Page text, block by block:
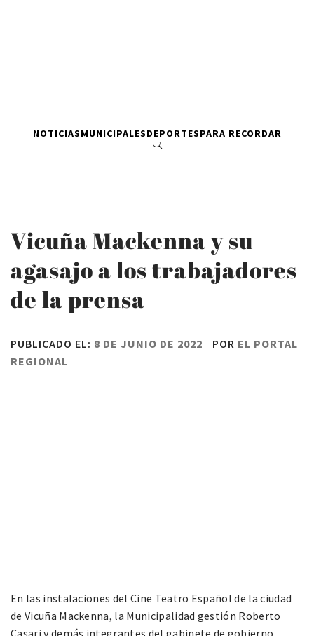
NOTICIASMUNICIPALESDEPORTESPARA RECORDAR
Vicuña Mackenna y su
agasajo a los trabajadores
de la prensa
PUBLICADO EL: 8 DE JUNIO DE 2022 POR EL PORTAL
REGIONAL
En las instalaciones del Cine Teatro Español de la ciudad
de Vicuña Mackenna, la Municipalidad gestión Roberto